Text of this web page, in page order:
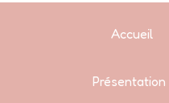
Accueil
Présentation